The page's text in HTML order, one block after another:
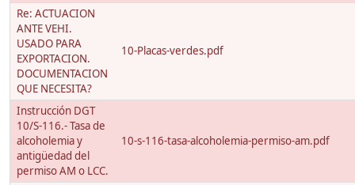
Re: ACTUACION
ANTE VEHI.
USADO PARA
EXPORTACION.
DOCUMENTACION
QUE NECESITA?
10-Placas-verdes.pdf
Instrucción DGT
10/S-116.- Tasa de
alcoholemia y
antigüedad del
permiso AM o LCC.
10-s-116-tasa-alcoholemia-permiso-am.pdf